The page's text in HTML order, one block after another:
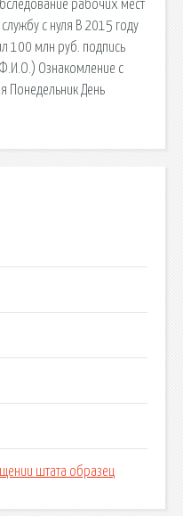
рабочих мест
с нуля В 2015 году
100 млн руб. подпись
Ознакомление с
Понедельник День
штата образец